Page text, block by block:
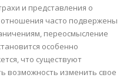
и представления о
часто подвержены
переосмысление
особенно
что существуют
возможность изменить свое